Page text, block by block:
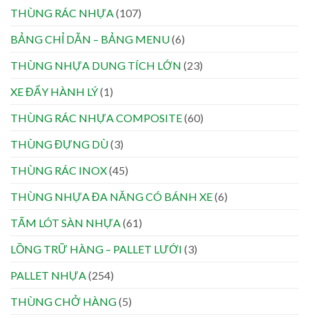
THÙNG RÁC NHỰA(107)
BẢNG CHỈ DẪN – BẢNG MENU(6)
THÙNG NHỰA DUNG TÍCH LỚN (23)
XE ĐẨY HÀNH LÝ(1)
THÙNG RÁC NHỰA COMPOSITE(60)
THÙNG ĐỰNG DÙ(3)
THÙNG RÁC INOX(45)
THÙNG NHỰA ĐA NĂNG CÓ BÁNH XE(6)
TẤM LÓT SÀN NHỰA(61)
LỒNG TRỮ HÀNG – PALLET LƯỚI (3)
PALLET NHỰA(254)
THÙNG CHỞ HÀNG(5)